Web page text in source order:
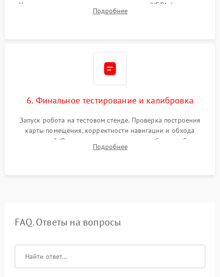
Установка новых расходных материалов (HEPA-фильтров,
микрофибры, щеток). Надежная фиксация разъемов и
Подробнее
6. Финальное тестирование и калибровка
Запуск робота на тестовом стенде. Проверка построения
карты помещения, корректности навигации и обхода
препятствий. Оценка силы всасывания и работы турбины.
Тестирование автоматического возврата на док-станцию и
Подробнее
FAQ. Ответы на вопросы